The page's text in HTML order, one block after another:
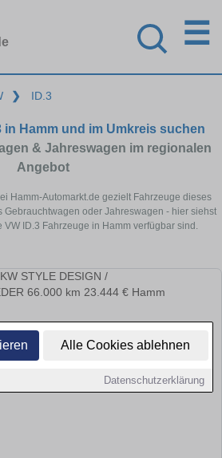
Alle Cookies ablehnen
Datenschutzerklärung
☰
❯ ID.3
in Hamm und im Umkreis suchen
& Jahreswagen im regionalen
Angebot
Hamm-Automarkt.de gezielt Fahrzeuge dieses
Gebrauchtwagen oder Jahreswagen - hier siehst
ID.3 Fahrzeuge in Hamm verfügbar sind.